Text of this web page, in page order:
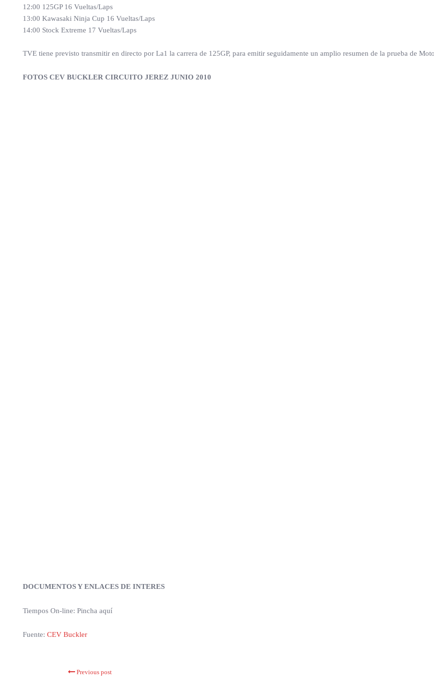
12:00 125GP 16 Vueltas/Laps
13:00 Kawasaki Ninja Cup 16 Vueltas/Laps
14:00 Stock Extreme 17 Vueltas/Laps
TVE tiene previsto transmitir en directo por La1 la carrera de 125GP, para emitir seguidamente un amplio resumen de la prueba de
FOTOS CEV BUCKLER CIRCUITO JEREZ JUNIO 2010
DOCUMENTOS Y ENLACES DE INTERES
Tiempos On-line: Pincha aquí
Fuente: CEV Buckler
Previous post